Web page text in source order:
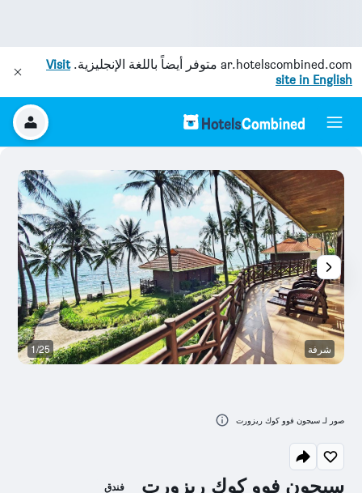
ar.hotelscombined.com متوفر أيضاً باللغة الإنجليزية.Visit
site in English
سيجون فوو كوك ريزورت فندق
شرفة 1/25
صور لـ سيجون فوو كوك ريزورت